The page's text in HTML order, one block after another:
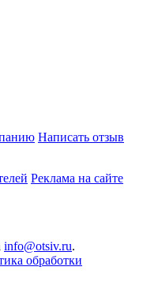
Написать отзыв
Реклама на сайте
info@otsiv.ru.
обработки